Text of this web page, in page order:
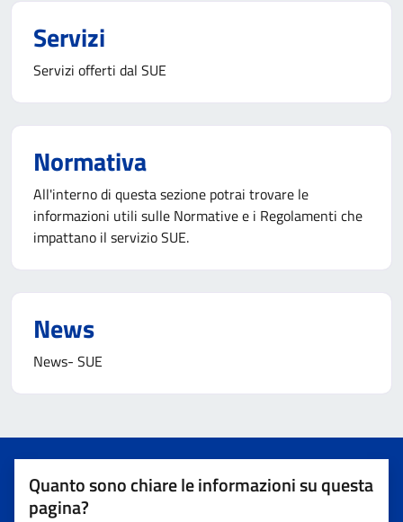
Servizi
Servizi offerti dal SUE
Normativa
All'interno di questa sezione potrai trovare le
informazioni utili sulle Normative e i Regolamenti che
impattano il servizio SUE.
News
News- SUE
Quanto sono chiare le informazioni su questa
pagina?